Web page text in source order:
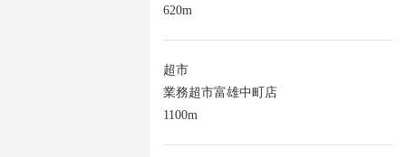
620m
超市
業務超市富雄中町店
1100m